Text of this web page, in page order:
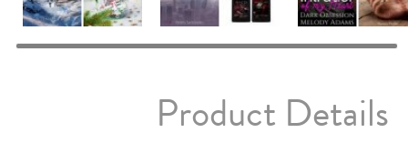
Product Details